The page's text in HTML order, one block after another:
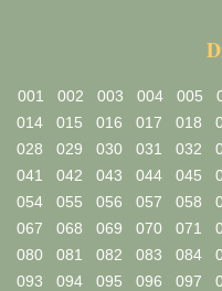
001 002 003 004 005
014
015 016 017 018
028
029 030 031 032
041
042 043 044 045
054
055 056 057 058
067
068 069 070 071
080
081 082 083 084
093
094 095 096 097